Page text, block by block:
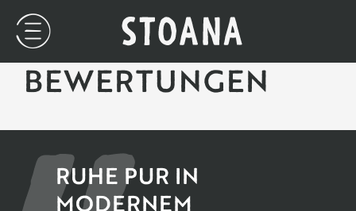
BEWERTUNGEN
RUHE PUR IN
MODERNEM